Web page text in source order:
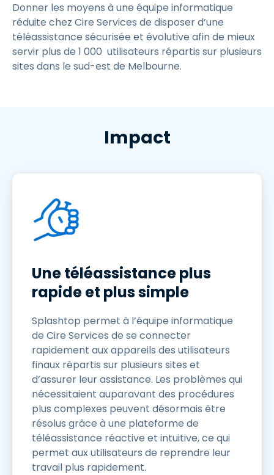
Donner les moyens à une équipe informatique
réduite chez Cire Services de disposer d’une
téléassistance sécurisée et évolutive afin de mieux
servir plus de 1 000 utilisateurs répartis sur plusieurs
sites dans le sud-est de Melbourne.
Impact
Une téléassistance plus
rapide et plus simple
Splashtop permet à l’équipe informatique
de Cire Services de se connecter
rapidement aux appareils des utilisateurs
finaux répartis sur plusieurs sites et
d’assurer leur assistance. Les problèmes qui
nécessitaient auparavant des procédures
plus complexes peuvent désormais être
résolus grâce à une plateforme de
téléassistance réactive et intuitive, ce qui
permet aux utilisateurs de reprendre leur
travail plus rapidement.